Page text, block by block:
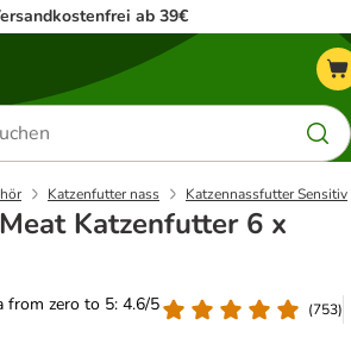
ab 39€
Katzenfutter nass Katzennassfutter Sensitiv
Katzenfutter 6 x
from zero to 5: 4.6/5
(753)